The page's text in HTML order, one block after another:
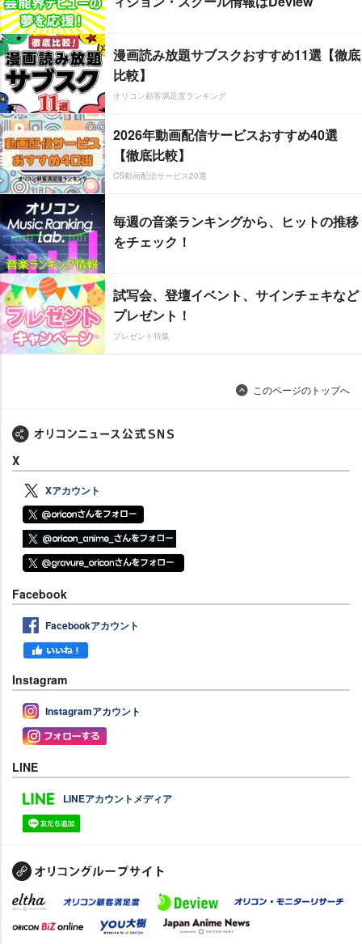
漫画読み放題サブスクおすすめ11選【徹底
比較】
オリコン顧客満足度ランキング
2026年動画配信サービスおすすめ40選
【徹底比較】
CS動画配信サービス20選
毎週の音楽ランキングから、ヒットの推移
をチェック！
試写会、登壇イベント、サインチェキなど
プレゼント！
プレゼント特集
このページのトップへ
X
Xアカウント
Facebook
Facebookアカウント
Instagram
Instagramアカウント
LINE
LINEアカウントメディア